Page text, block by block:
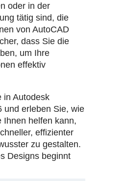
oder in der
tätig sind, die
von AutoCAD
dass Sie die
um Ihre
effektiv
in Autodesk
und erleben Sie, wie
Ihnen helfen kann,
effizienter
zu gestalten.
Designs beginnt